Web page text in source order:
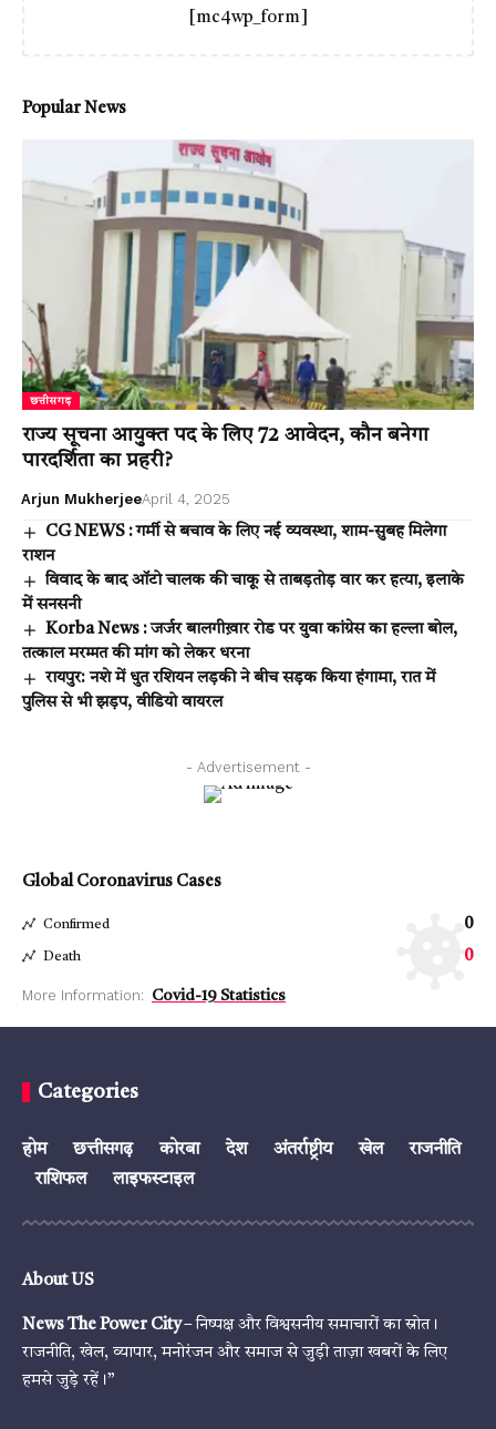
[mc4wp_form]
Popular News
छत्तीसगढ़
राज्य सूचना आयुक्त पद के लिए 72 आवेदन, कौन बनेगा
पारदर्शिता का प्रहरी?
Arjun MukherjeeApril 4, 2025
CG NEWS : गर्मी से बचाव के लिए नई व्यवस्था, शाम-सुबह मिलेगा
राशन
विवाद के बाद ऑटो चालक की चाकू से ताबड़तोड़ वार कर हत्या, इलाके
में सनसनी
Korba News : जर्जर बालगीख़ार रोड पर युवा कांग्रेस का हल्ला बोल,
तत्काल मरम्मत की मांग को लेकर धरना
रायपुर: नशे में धुत रशियन लड़की ने बीच सड़क किया हंगामा, रात में
पुलिस से भी झड़प, वीडियो वायरल
- Advertisement -
Global Coronavirus Cases
Confirmed 0
Death 0
More Information: Covid-19 Statistics
Categories
होम छत्तीसगढ़ कोरबा देश अंतर्राष्ट्रीय खेल
राजनीति
राशिफल
लाइफस्टाइल
About US
News The Power City– निष्पक्ष और विश्वसनीय समाचारों का स्रोत।
राजनीति, खेल, व्यापार, मनोरंजन और समाज से जुड़ी ताज़ा खबरों के लिए
हमसे जुड़े रहें।”